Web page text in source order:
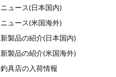
ニュース(日本国内)
ニュース(米国海外)
新製品の紹介(日本国内)
新製品の紹介(米国海外)
釣具店の入荷情報